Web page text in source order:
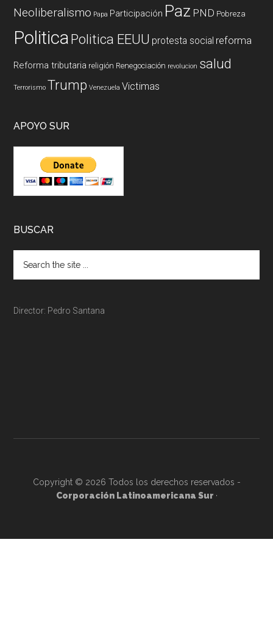
Neoliberalismo Papa Participación Paz PND Pobreza
PoliticaPolitica EEUU protesta social reforma
Reforma tributaria religión Renegociación revolucion salud
Terrorismo Trump Venezuela Victimas
APOYO SUR
BUSCAR
Director: Pedro Santana
Copyright © 2026 Todos los derechos reservados -
Corporación Latinoamericana Sur ·